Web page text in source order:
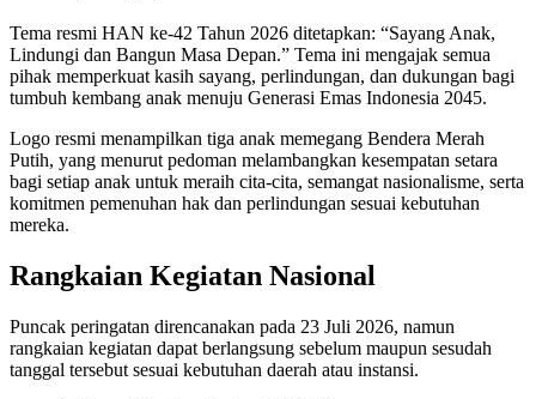
Tema resmi HAN ke-42 Tahun 2026 ditetapkan: “Sayang Anak,
Lindungi dan Bangun Masa Depan.” Tema ini mengajak semua
pihak memperkuat kasih sayang, perlindungan, dan dukungan bagi
tumbuh kembang anak menuju Generasi Emas Indonesia 2045.
Logo resmi menampilkan tiga anak memegang Bendera Merah
Putih, yang menurut pedoman melambangkan kesempatan setara
bagi setiap anak untuk meraih cita-cita, semangat nasionalisme, serta
komitmen pemenuhan hak dan perlindungan sesuai kebutuhan
mereka.
Rangkaian Kegiatan Nasional
Puncak peringatan direncanakan pada 23 Juli 2026, namun
rangkaian kegiatan dapat berlangsung sebelum maupun sesudah
tanggal tersebut sesuai kebutuhan daerah atau instansi.